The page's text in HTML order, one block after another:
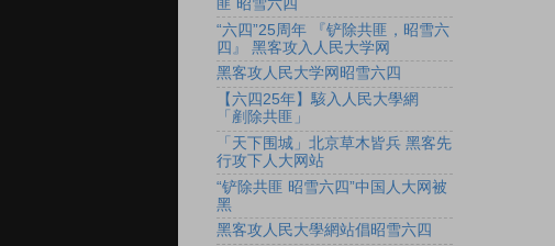
匪 昭雪六四
“六四”25周年 『铲除共匪，昭雪六
四』 黑客攻入人民大学网
黑客攻人民大学网昭雪六四
【六四25年】駭入人民大學網
「剷除共匪」
「天下围城」北京草木皆兵 黑客先
行攻下人大网站
“铲除共匪 昭雪六四”中国人大网被
黑
黑客攻人民大學網站倡昭雪六四